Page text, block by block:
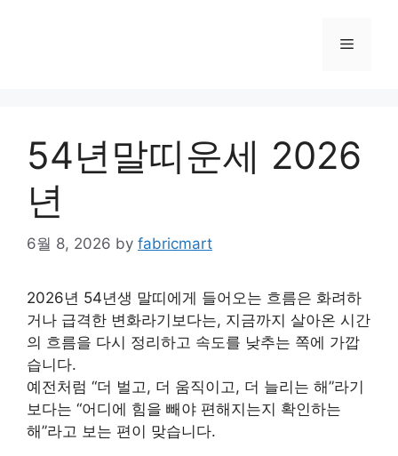
Menu
54년말띠운세 2026
년
6월 8, 2026 by fabricmart
2026년 54년생 말띠에게 들어오는 흐름은 화려하
거나 급격한 변화라기보다는, 지금까지 살아온 시간
의 흐름을 다시 정리하고 속도를 낮추는 쪽에 가깝
습니다.
예전처럼 “더 벌고, 더 움직이고, 더 늘리는 해”라기
보다는 “어디에 힘을 빼야 편해지는지 확인하는
해”라고 보는 편이 맞습니다.